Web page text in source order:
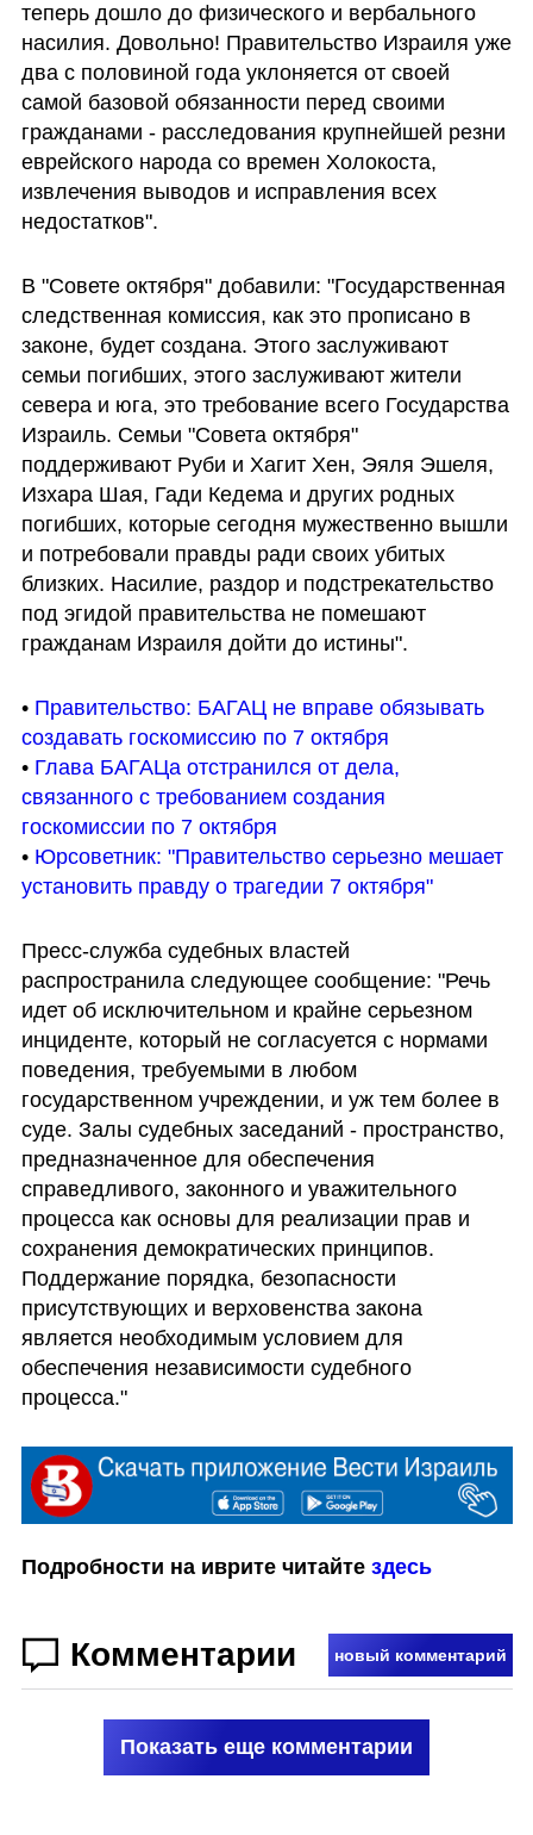
теперь дошло до физического и вербального
насилия. Довольно! Правительство Израиля уже
два с половиной года уклоняется от своей
самой базовой обязанности перед своими
гражданами - расследования крупнейшей резни
еврейского народа со времен Холокоста,
извлечения выводов и исправления всех
недостатков".
В "Совете октября" добавили: "Государственная
следственная комиссия, как это прописано в
законе, будет создана. Этого заслуживают
семьи погибших, этого заслуживают жители
севера и юга, это требование всего Государства
Израиль. Семьи "Совета октября"
поддерживают Руби и Хагит Хен, Эяля Эшеля,
Изхара Шая, Гади Кедема и других родных
погибших, которые сегодня мужественно вышли
и потребовали правды ради своих убитых
близких. Насилие, раздор и подстрекательство
под эгидой правительства не помешают
гражданам Израиля дойти до истины".
• Правительство: БАГАЦ не вправе обязывать
создавать госкомиссию по 7 октября
• Глава БАГАЦа отстранился от дела,
связанного с требованием создания
госкомиссии по 7 октября
• Юрсоветник: "Правительство серьезно мешает
установить правду о трагедии 7 октября"
Пресс-служба судебных властей
распространила следующее сообщение: "Речь
идет об исключительном и крайне серьезном
инциденте, который не согласуется с нормами
поведения, требуемыми в любом
государственном учреждении, и уж тем более в
суде. Залы судебных заседаний - пространство,
предназначенное для обеспечения
справедливого, законного и уважительного
процесса как основы для реализации прав и
сохранения демократических принципов.
Поддержание порядка, безопасности
присутствующих и верховенства закона
является необходимым условием для
обеспечения независимости судебного
процесса."
Подробности на иврите читайте здесь
Комментарии новый комментарий
Показать еще комментарии